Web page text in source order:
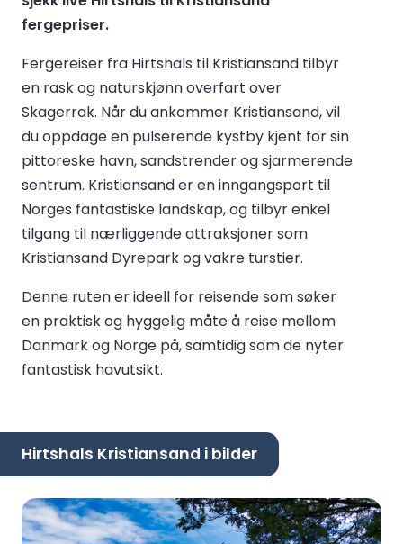
fergepriser.
Fergereiser fra Hirtshals til Kristiansand tilbyr
en rask og naturskjønn overfart over
Skagerrak. Når du ankommer Kristiansand, vil
du oppdage en pulserende kystby kjent for sin
pittoreske havn, sandstrender og sjarmerende
sentrum. Kristiansand er en inngangsport til
Norges fantastiske landskap, og tilbyr enkel
tilgang til nærliggende attraksjoner som
Kristiansand Dyrepark og vakre turstier.
Denne ruten er ideell for reisende som søker
en praktisk og hyggelig måte å reise mellom
Danmark og Norge på, samtidig som de nyter
fantastisk havutsikt.
Hirtshals Kristiansand i bilder